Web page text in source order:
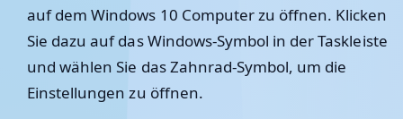
auf dem Windows 10 Computer zu öffnen. Klicken
Sie dazu auf das Windows-Symbol in der Taskleiste
und wählen Sie das Zahnrad-Symbol, um die
Einstellungen zu öffnen.